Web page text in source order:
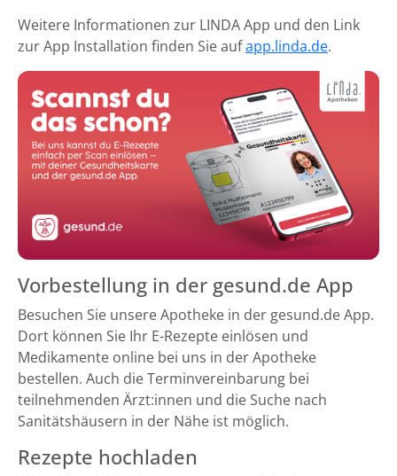
Weitere Informationen zur LINDA App und den Link
zur App Installation finden Sie aufapp.linda.de.
Vorbestellung in der gesund.de App
Besuchen Sie unsere Apotheke in der gesund.de App.
Dort können Sie Ihr E-Rezepte einlösen und
Medikamente online bei uns in der Apotheke
bestellen. Auch die Terminvereinbarung bei
teilnehmenden Ärzt:innen und die Suche nach
Sanitätshäusern in der Nähe ist möglich.
Rezepte hochladen